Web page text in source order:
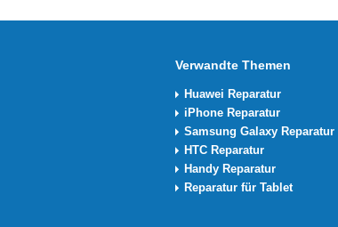
Verwandte Themen
Huawei Reparatur
iPhone Reparatur
Samsung Galaxy Reparatur
HTC Reparatur
Handy Reparatur
Reparatur für Tablet